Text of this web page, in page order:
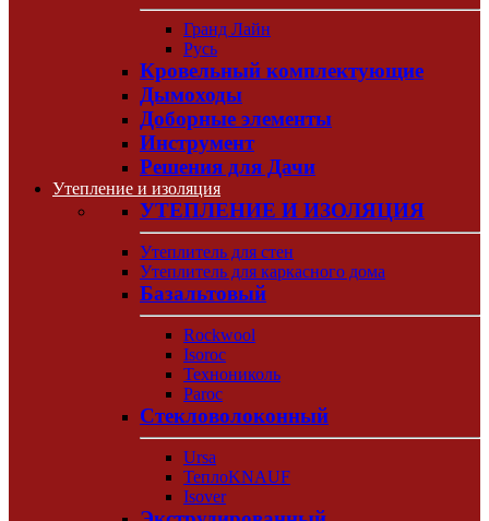
Гранд Лайн
Русь
Кровельный комплектующие
Дымоходы
Доборные элементы
Инструмент
Решения для Дачи
Утепление и изоляция
УТЕПЛЕНИЕ И ИЗОЛЯЦИЯ
Утеплитель для стен
Утеплитель для каркасного дома
Базальтовый
Rockwool
Isoroc
Технониколь
Paroc
Стекловолоконный
Ursa
ТеплоKNAUF
Isover